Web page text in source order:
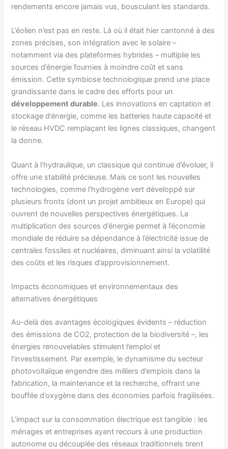
rendements encore jamais vus, bousculant les standards.
L’éolien n’est pas en reste. Là où il était hier cantonné à des
zones précises, son intégration avec le solaire –
notamment via des plateformes hybrides – multiplie les
sources d’énergie fournies à moindre coût et sans
émission. Cette symbiose technologique prend une place
grandissante dans le cadre des efforts pour un
développement durable. Les innovations en captation et
stockage d’énergie, comme les batteries haute capacité et
le réseau HVDC remplaçant les lignes classiques, changent
la donne.
Quant à l’hydraulique, un classique qui continue d’évoluer, il
offre une stabilité précieuse. Mais ce sont les nouvelles
technologies, comme l’hydrogène vert développé sur
plusieurs fronts (dont un projet ambitieux en Europe) qui
ouvrent de nouvelles perspectives énergétiques. La
multiplication des sources d’énergie permet à l’économie
mondiale de réduire sa dépendance à l’électricité issue de
centrales fossiles et nucléaires, diminuant ainsi la volatilité
des coûts et les risques d’approvisionnement.
Impacts économiques et environnementaux des
alternatives énergétiques
Au-delà des avantages écologiques évidents – réduction
des émissions de CO2, protection de la biodiversité –, les
énergies renouvelables stimulent l’emploi et
l’investissement. Par exemple, le dynamisme du secteur
photovoltaïque engendre des milliers d’emplois dans la
fabrication, la maintenance et la recherche, offrant une
bouffée d’oxygène dans des économies parfois fragilisées.
L’impact sur la consommation électrique est tangible : les
ménages et entreprises ayant recours à une production
autonome ou découplée des réseaux traditionnels tirent